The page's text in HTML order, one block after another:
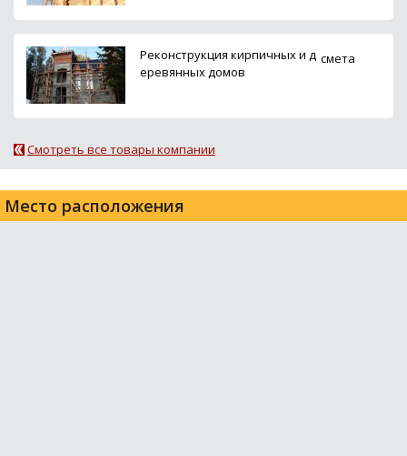
Реконструкция кирпичных и д
еревянных домов
смета
Смотреть все товары компании
Место расположения